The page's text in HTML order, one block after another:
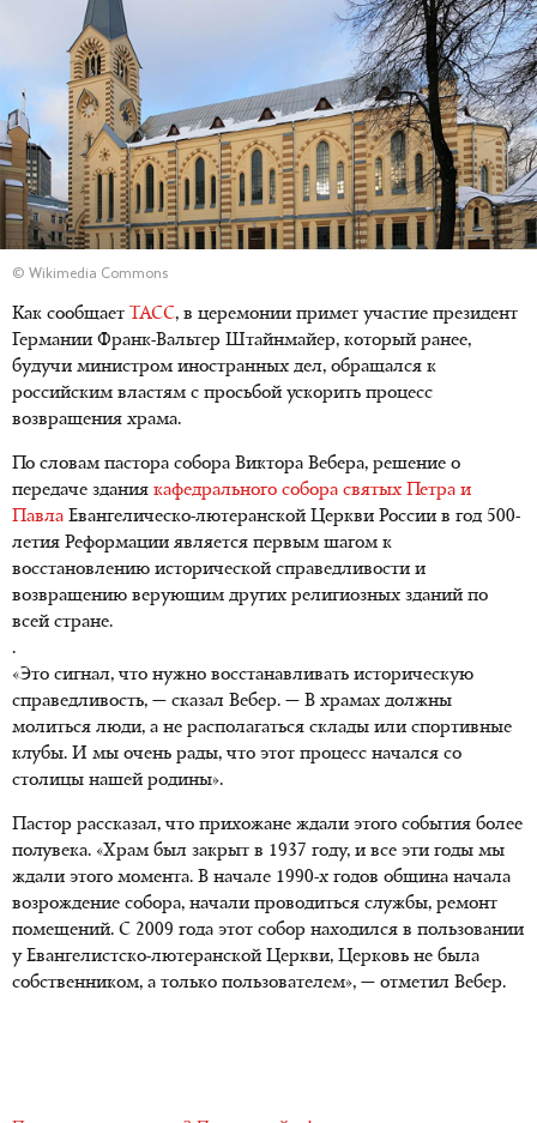
© Wikimedia Commons
Как сообщает ТАСС, в церемонии примет участие президент
Германии Франк-Вальтер Штайнмайер, который ранее,
будучи министром иностранных дел, обращался к
российским властям с просьбой ускорить процесс
возвращения храма.
По словам пастора собора Виктора Вебера, решение о
передаче здания кафедрального собора святых Петра и
Павла Евангелическо-лютеранской Церкви России в год 500-
летия Реформации является первым шагом к
восстановлению исторической справедливости и
возвращению верующим других религиозных зданий по
всей стране.
.
«Это сигнал, что нужно восстанавливать историческую
справедливость, — сказал Вебер. — В храмах должны
молиться люди, а не располагаться склады или спортивные
клубы. И мы очень рады, что этот процесс начался со
столицы нашей родины».
Пастор рассказал, что прихожане ждали этого события более
полувека. «Храм был закрыт в 1937 году, и все эти годы мы
ждали этого момента. В начале 1990-х годов община начала
возрождение собора, начали проводиться службы, ремонт
помещений. С 2009 года этот собор находился в пользовании
у Евангелистско-лютеранской Церкви, Церковь не была
собственником, а только пользователем», — отметил Вебер.